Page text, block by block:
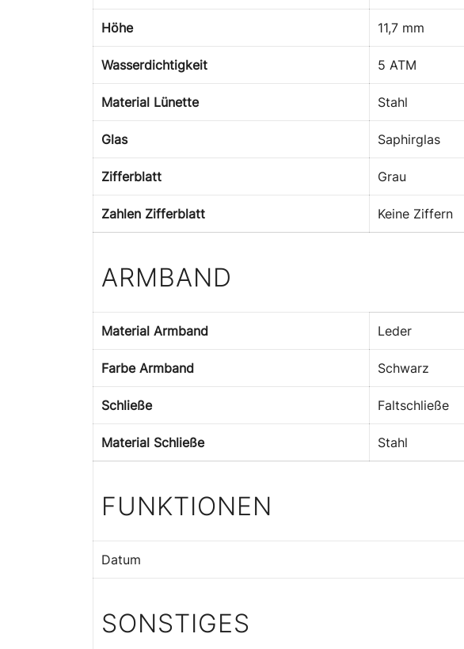
Höhe 11,7 mm
Wasserdichtigkeit 5 ATM
Material Lünette Stahl
Glas Saphirglas
Zifferblatt Grau
Zahlen Zifferblatt Keine Ziffern
ARMBAND
Material Armband Leder
Farbe Armband Schwarz
Schließe Faltschließe
Material Schließe Stahl
FUNKTIONEN
Datum
SONSTIGES